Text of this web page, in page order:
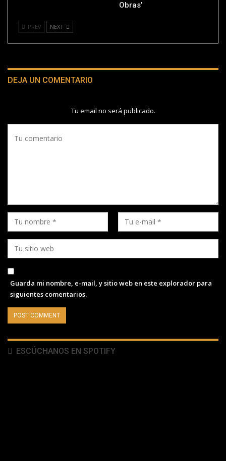
Obras’
PREV NEXT
DEJA UN COMENTARIO
Tu email no será publicado.
Guarda mi nombre, e-mail, y sitio web en este explorador para
siguientes comentarios.
ESCÚCHANOS EN SPOTIFY